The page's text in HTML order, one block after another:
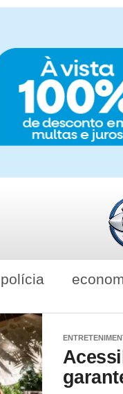
polícia